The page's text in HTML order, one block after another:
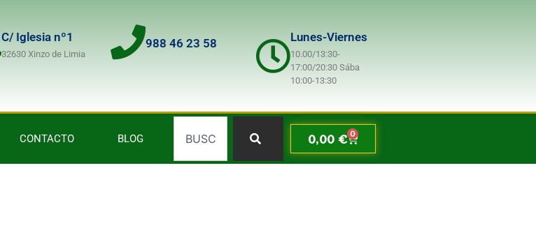
C/ Iglesia nº1
32630 Xinzo de Limia
988 46 23 58 Lunes-Viernes
10.00/13:30-
17:00/20:30 Sába
10:00-13:30
CONTACTO BLOG 0,00 € 0